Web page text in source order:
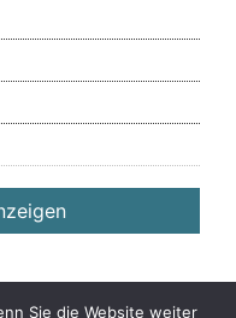
von
Sie die Website weiter